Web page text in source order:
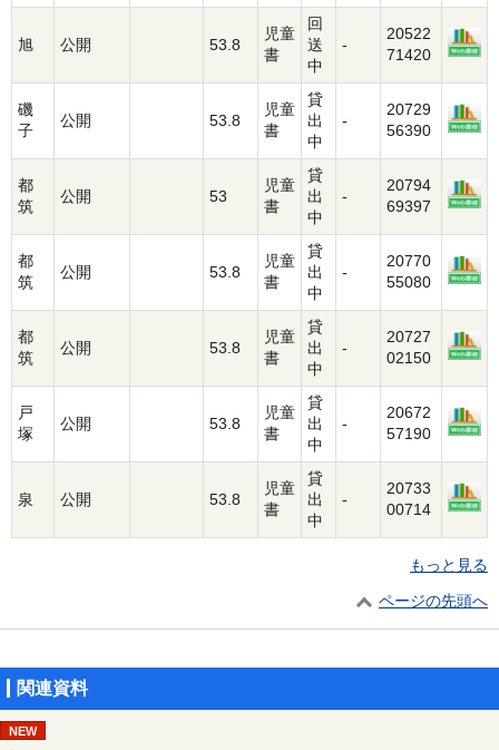
旭 公開 53.8
児童
書
回
送
中
-
20522
71420
磯
子
公開 53.8
児童
書
貸
出
中
-
20729
56390
都
筑
公開 53
児童
書
貸
出
中
-
20794
69397
都
筑
公開 53.8
児童
書
貸
出
中
-
20770
55080
都
筑
公開 53.8
児童
書
貸
出
中
-
20727
02150
戸
塚
公開 53.8
児童
書
貸
出
中
-
20672
57190
泉 公開 53.8
児童
書
貸
出
中
-
20733
00714
もっと見る
ページの先頭へ
関連資料
NEW